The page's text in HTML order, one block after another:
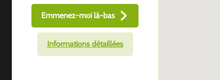
Emmenez-moi là-bas
Informations détaillées